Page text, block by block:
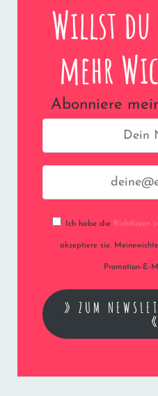
Willst
mehr
Abonniere
Ich habe die Richtlinien
akzeptiere sie.
Promotion-E-
» ZUM
«